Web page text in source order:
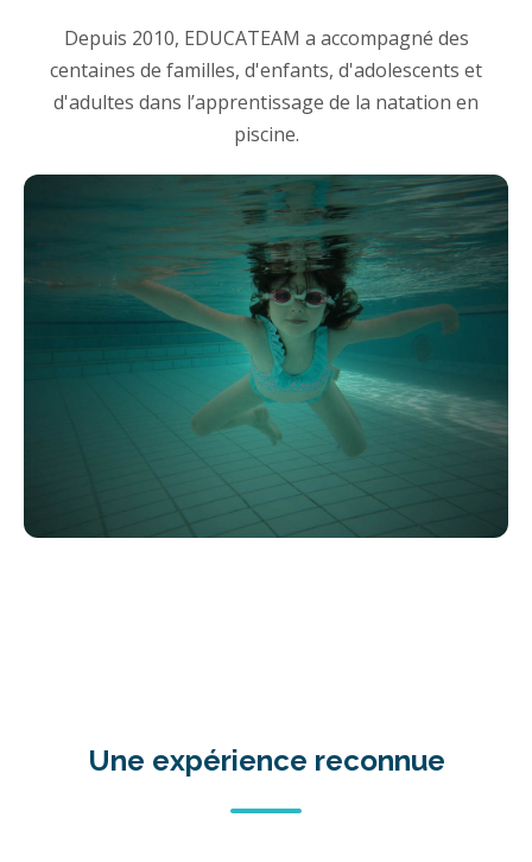
Depuis 2010, EDUCATEAM a accompagné des
centaines de familles, d'enfants, d'adolescents et
d'adultes dans l’apprentissage de la natation en
piscine.
Une expérience reconnue